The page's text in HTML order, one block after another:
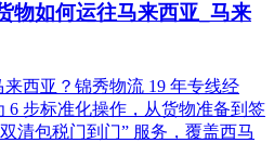
物如何运往马来西亚_马来
西亚？锦秀物流 19 年专线经
6 步标准化操作，从货物准备到签
清包税门到门” 服务，覆盖西马